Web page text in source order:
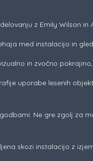
z Emily Wilson
med instalacijo in
in zvočno
uporabe lesenih
Ne gre zgolj
skozi instalacijo z